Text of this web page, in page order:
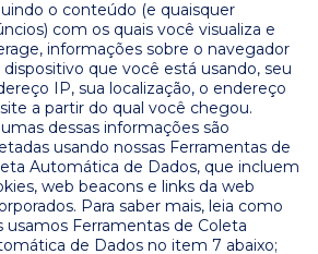
o conteúdo (e quaisquer
com os quais você visualiza e
informações sobre o navegador
dispositivo que você está usando, seu
IP, sua localização, o endereço
a partir do qual você chegou.
dessas informações são
usando nossas Ferramentas de
Automática de Dados, que incluem
web beacons e links da web
Para saber mais, leia como
usamos Ferramentas de Coleta
de Dados no item 7 abaixo;